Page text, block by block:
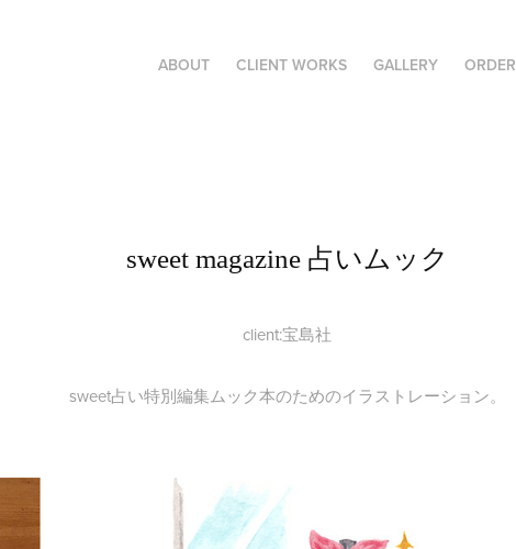
ABOUT CLIENT WORKS GALLERY ORDER
sweet magazine 占いムック
client:宝島社
sweet占い特別編集ムック本のためのイラストレーション。